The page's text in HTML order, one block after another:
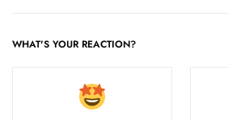
WHAT'S YOUR REACTION?